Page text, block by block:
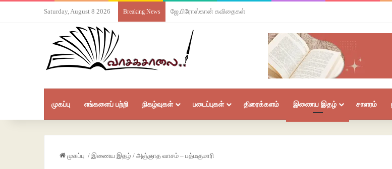
Saturday, August 8 2026 Breaking News புஷ்பால ஜெயகுமார் கவிதைகள்
முகப்பு எங்களைப் பற்றி நிகழ்வுகள் படைப்புகள் திரைக்களம் இணைய இதழ் சாளரம்
முகப்பு / இணைய இதழ் / அஞ்ஞாத வாசம் – பத்மகுமாரி